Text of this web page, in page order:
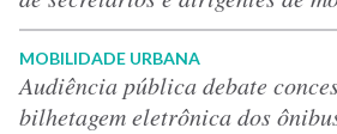
MOBILIDADE URBANA
Audiência pública debate
bilhetagem eletrônica dos